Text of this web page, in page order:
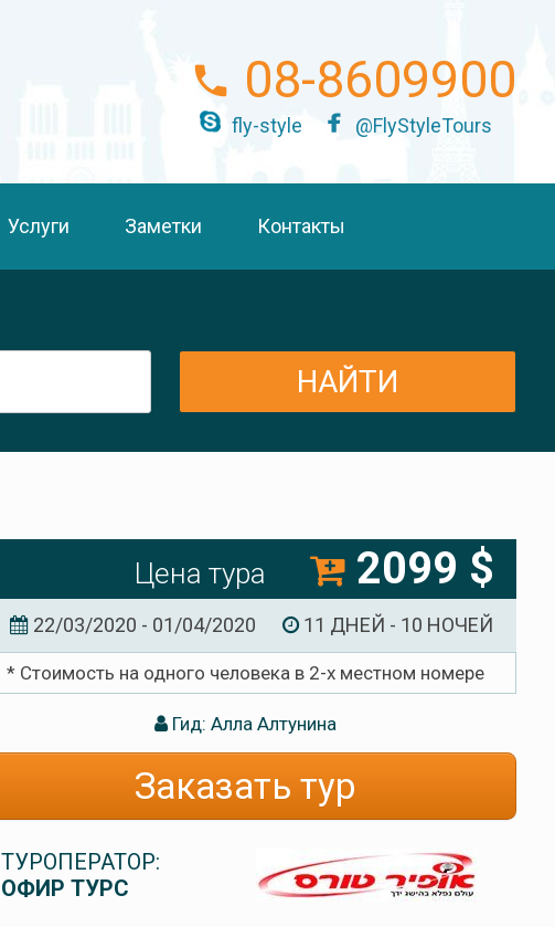
08-8609900
fly-style @FlyStyleTours
Услуги Заметки Контакты
Цена тура 2099 $
22/03/2020 - 01/04/2020 11 ДНЕЙ - 10 НОЧЕЙ
* Стоимость на одного человека в 2-х местном номере
Гид: Алла Алтунина
Заказать тур
ТУРОПЕРАТОР:
ОФИР ТУРС